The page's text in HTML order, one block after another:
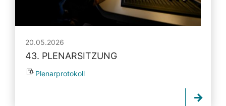
20.05.2026
43. PLENARSITZUNG
Plenarprotokoll